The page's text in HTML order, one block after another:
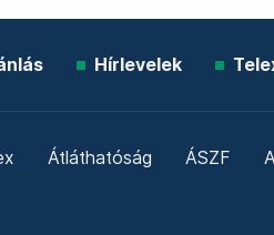
Hírlevelek
Átláthatóság ÁSZF